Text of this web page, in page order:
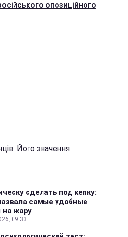
опозиційного
Його значення
сделать под кепку:
самые удобные
на жару
09:33